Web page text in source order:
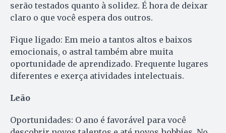
serão testados quanto à solidez. É hora de deixar
claro o que você espera dos outros.
Fique ligado: Em meio a tantos altos e baixos
emocionais, o astral também abre muita
oportunidade de aprendizado. Frequente lugares
diferentes e exerça atividades intelectuais.
Leão
Oportunidades: O ano é favorável para você